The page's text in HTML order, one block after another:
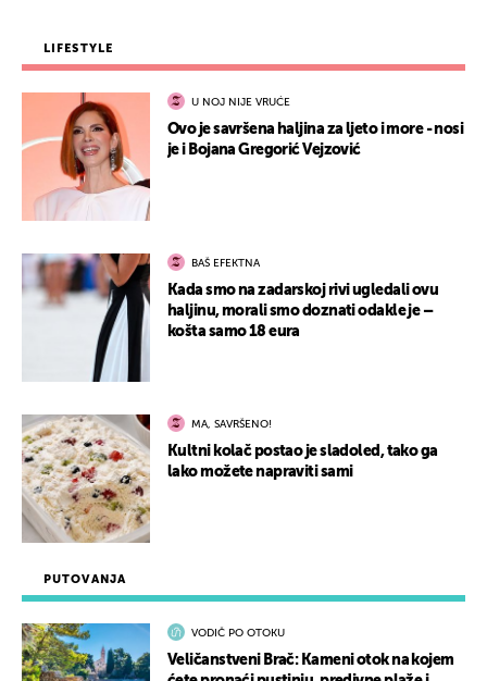
PUTOVANJA
VODIČ PO OTOKU
Veličanstveni Brač: Kameni otok na kojem
LIFESTYLE
U NOJ NIJE VRUĆE
Ovo je savršena haljina za ljeto i more - nosi
je i Bojana Gregorić Vejzović
BAŠ EFEKTNA
Kada smo na zadarskoj rivi ugledali ovu
haljinu, morali smo doznati odakle je –
košta samo 18 eura
MA, SAVRŠENO!
Kultni kolač postao je sladoled, tako ga
lako možete napraviti sami